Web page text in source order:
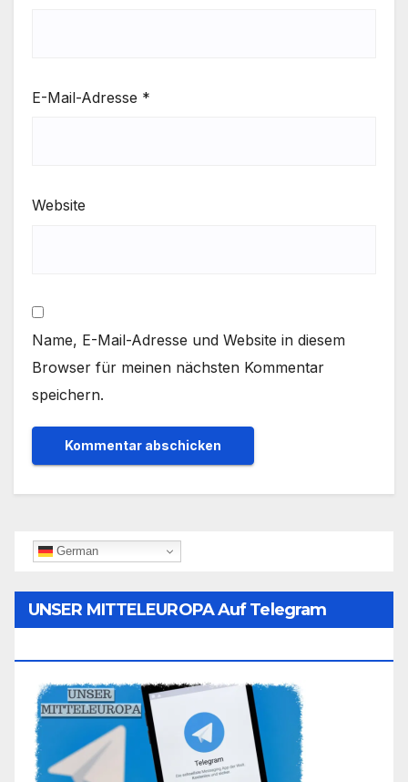
E-Mail-Adresse *
Website
Name, E-Mail-Adresse und Website in diesem
Browser für meinen nächsten Kommentar
speichern.
German
UNSER MITTELEUROPA Auf Telegram